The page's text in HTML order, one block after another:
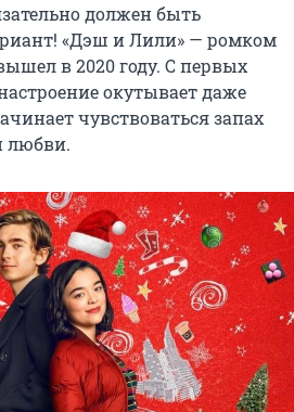
должен быть
«Дэш и Лили» — ромком
в 2020 году. С первых
окутывает даже
чувствоваться запах
любви.